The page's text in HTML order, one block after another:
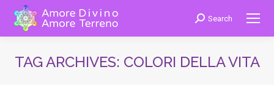
Cerca:Search
TAG ARCHIVES: COLORI DELLA VITA